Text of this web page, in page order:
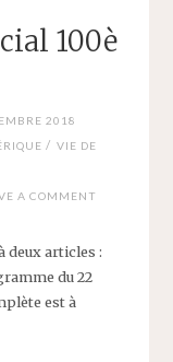
100è
2018
/ VIE DE
A COMMENT
deux articles :
du 22
est à